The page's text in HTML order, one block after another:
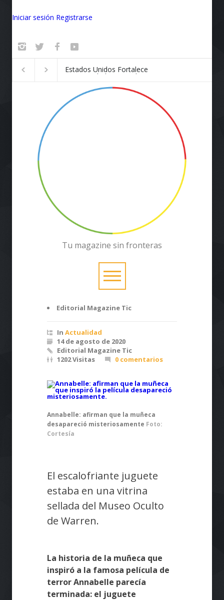
Iniciar sesión Registrarse
Badalona se convierte en el
epicentro de la innovación
Tu magazine sin fronteras
Editorial Magazine Tic
In Actualidad
14 de agosto de 2020
Editorial Magazine Tic
1202 Visitas
0 comentarios
Annabelle: afirman que la muñeca
desapareció misteriosamente Foto:
Cortesía
El escalofriante juguete
estaba en una vitrina
sellada del Museo Oculto
de Warren.
La historia de la muñeca que
inspiró a la famosa película de
terror Annabelle parecía
terminada: el juguete